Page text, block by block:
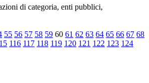
di categoria, enti pubblici,
55 56 57 58 59 60 61 62 63 64 65 66 67 68
116 117 118 119 120 121 122 123 124